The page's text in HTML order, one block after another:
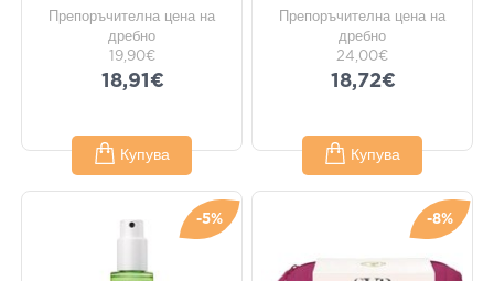
Препоръчителна цена на
дребно
19,90€
18,91€
Купува
Препоръчителна цена на
дребно
24,00€
18,72€
Купува
-5% -8%